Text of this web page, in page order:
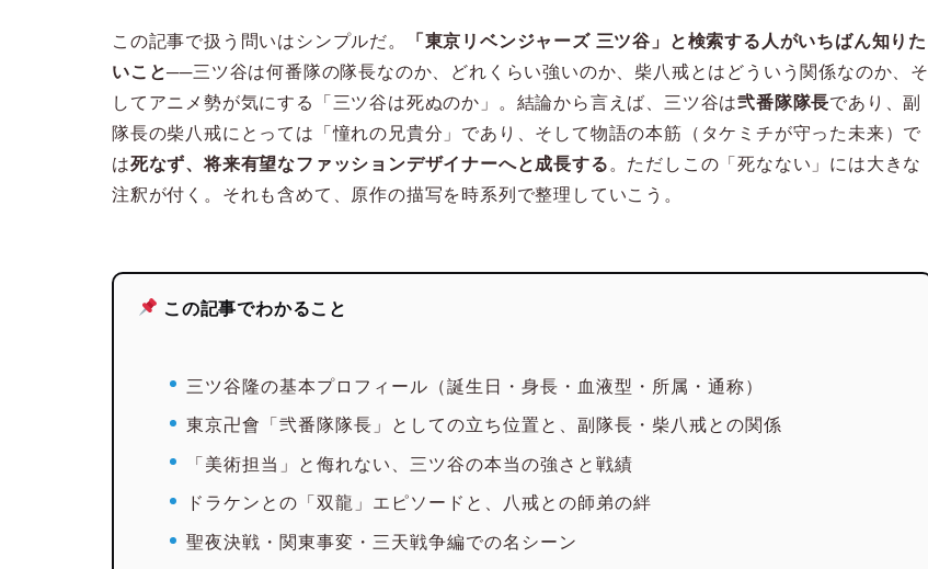
この記事で扱う問いはシンプルだ。
「東京リベンジャーズ 三ツ谷」と検索する人がいちばん知りた
いこと──三ツ谷は何番隊の隊長なのか、どれくらい強いのか、柴八戒とはどういう関係なのか、そ
してアニメ勢が気にする「三ツ谷は死ぬのか」。結論から言えば、三ツ谷は弐番隊隊長であり、副
隊長の柴八戒にとっては「憧れの兄貴分」であり、そして物語の本筋（タケミチが守った未来）で
は死なず、将来有望なファッションデザイナーへと成長する 。ただしこの「死なない」には大きな
注釈が付く。それも含めて、原作の描写を時系列で整理していこう。
この記事でわかること
三ツ谷隆の基本プロフィール（誕生日・身長・血液型・所属・通称）
東京卍會「弐番隊隊長」としての立ち位置と、副隊長・柴八戒との関係
「美術担当」と侮れない、三ツ谷の本当の強さと戦績
ドラケンとの「双龍」エピソードと、八戒との師弟の絆
聖夜決戦・関東事変・三天戦争編での名シーン